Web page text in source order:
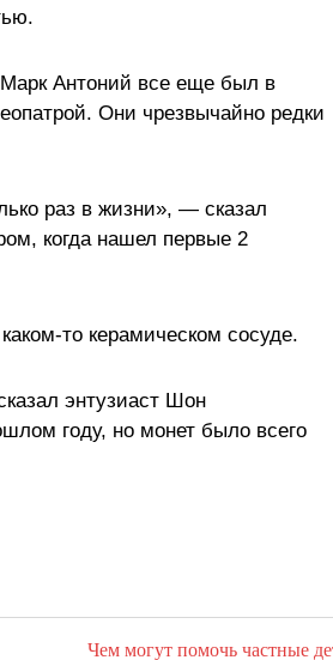
Марк Антоний все еще был в
Они чрезвычайно редки
раз в жизни», — сказал
когда нашел первые 2
то керамическом сосуде.
энтузиаст Шон
году, но монет было всего
Чем могут помочь частные